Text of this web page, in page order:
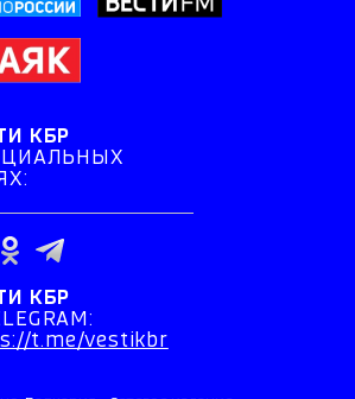
КБР
КБР
t.me/vestikbr